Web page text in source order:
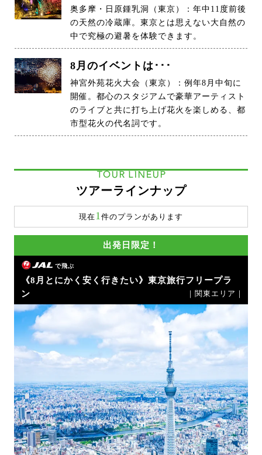
奥多摩・日原鍾乳洞（東京）：年中11度前後
の天然の冷蔵庫。東京とは思えない大自然の
中で究極の避暑を体験できます。
8月のイベントは･･･
神宮外苑花火大会（東京）：例年8月中旬に
開催。都心のスタジアムで豪華アーティスト
のライブと共に打ち上げ花火を楽しめる、都
市型花火の代名詞です。
TOUR LINEUP
ツアーラインナップ
現在1件のプランがあります
出発日限定！
で飛ぶ
《8月とにかく安く行きたい》東京旅行フリープラ
ン
｜関東エリア｜